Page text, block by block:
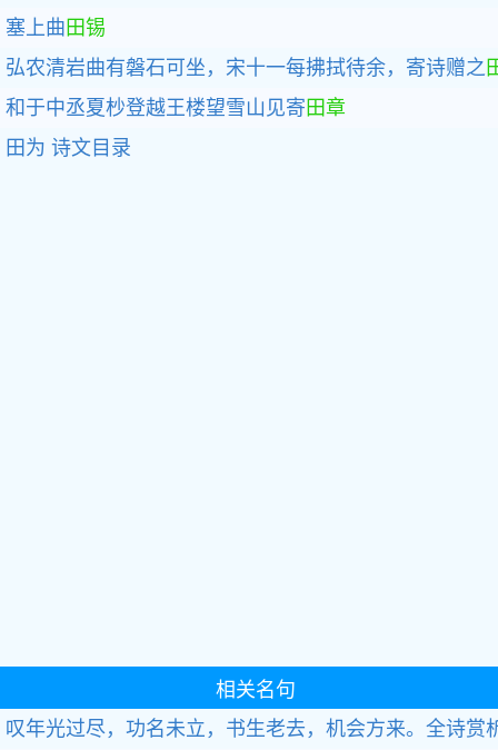
塞上曲 田锡
弘农清岩曲有磐石可坐，宋十一每拂拭待余，寄诗赠之
和于中丞夏杪登越王楼望雪山见寄 田章
田为 诗文目录
相关名句
叹年光过尽，功名未立，书生老去，机会方来。全诗赏